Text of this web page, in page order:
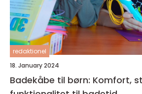
redaktionel
18. January 2024
Badekåbe til børn: Komfort,